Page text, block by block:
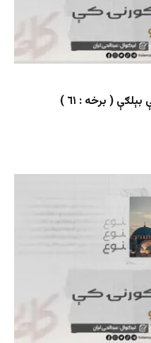
( برخه : ٦١ )